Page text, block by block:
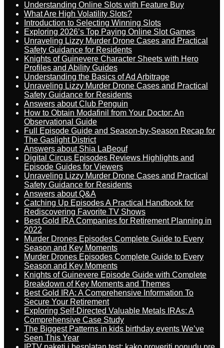
Understanding Online Slots with Feature Buy
What Are High Volatility Slots?
Introduction to Selecting Winning Slots
Exploring 2026’s Top Paying Online Slot Games
Unraveling Lizzy Murder Drone Cases and Practical
Safety Guidance for Residents
Knights of Guinevere Character Sheets with Hero
Profiles and Ability Guides
Understanding the Basics of Ad Arbitrage
Unraveling Lizzy Murder Drone Cases and Practical
Safety Guidance for Residents
Answers about Club Penguin
How to Obtain Modafinil from Your Doctor: An
Observational Guide
Full Episode Guide and Season-by-Season Recap for
The Gaslight District
Answers about Shia LaBeouf
Digital Circus Episodes Reviews Highlights and
Episode Guides for Viewers
Unraveling Lizzy Murder Drone Cases and Practical
Safety Guidance for Residents
Answers about Q&A
Catching Up Episodes A Practical Handbook for
Rediscovering Favorite TV Shows
Best Gold IRA Companies for Retirement Planning in
2022
Murder Drones Episodes Complete Guide to Every
Season and Key Moments
Murder Drones Episodes Complete Guide to Every
Season and Key Moments
Knights of Guinevere Episode Guide with Complete
Breakdown of Key Moments and Themes
Best Gold IRA: A Comprehensive Information To
Secure Your Retirement
Exploring Self-Directed Valuable Metals IRAs: A
Comprehensive Case Study
The Biggest Patterns in kids birthday events We’ve
Seen This Year